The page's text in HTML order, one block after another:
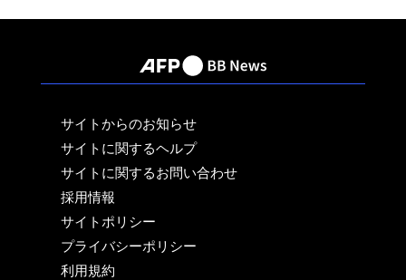
サイトからのお知らせ
サイトに関するヘルプ
サイトに関するお問い合わせ
採用情報
サイトポリシー
プライバシーポリシー
利用規約